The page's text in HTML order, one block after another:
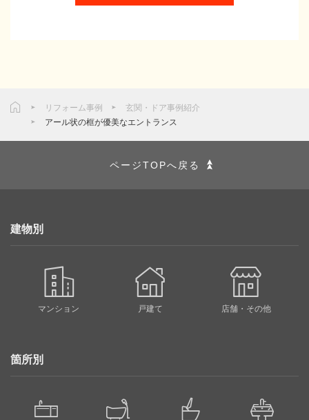
リフォーム事例
玄関・ドア事例紹介
アール状の框が優美なエントランス
ページTOPへ戻る
建物別
マンション 戸建て 店舗・その他
箇所別